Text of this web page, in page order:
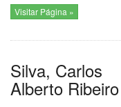
Visitar Página »
Silva, Carlos
Alberto Ribeiro